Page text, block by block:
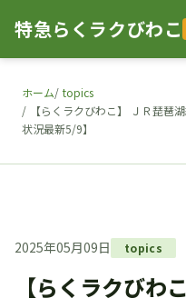
特急らくラクびわこ
ホーム topics
【らくラクびわこ】 ＪＲ琵
状況最新5/9】
2025年05月09日 topics
【らくラクびわ